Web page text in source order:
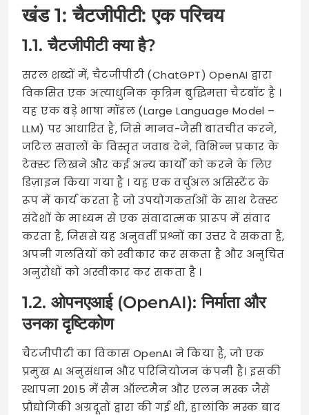
खंड 1: चैटजीपीटी: एक परिचय
1.1. चैटजीपीटी क्या है?
सरल शब्दों में, चैटजीपीटी (ChatGPT) OpenAI द्वारा
विकसित एक अत्याधुनिक कृत्रिम बुद्धिमत्ता चैटबॉट है ।
यह एक बड़े भाषा मॉडल (Large Language Model –
LLM) पर आधारित है, जिसे मानव-जैसी बातचीत करने,
जटिल सवालों के विस्तृत जवाब देने, विभिन्न प्रकार के
टेक्स्ट लिखने और कई अन्य कार्यों को करने के लिए
डिज़ाइन किया गया है । यह एक वर्चुअल असिस्टेंट के
रूप में कार्य करता है जो उपयोगकर्ताओं के साथ टेक्स्ट
संदेशों के माध्यम से एक संवादात्मक प्रारूप में संवाद
करता है, जिससे यह अनुवर्ती प्रश्नों का उत्तर दे सकता है,
अपनी गलतियों को स्वीकार कर सकता है और अनुचित
अनुरोधों को अस्वीकार कर सकता है ।
1.2. ओपनएआई (OpenAI): निर्माता और
उनका दृष्टिकोण
चैटजीपीटी का विकास OpenAI ने किया है, जो एक
प्रमुख AI अनुसंधान और परिनियोजन कंपनी है। इसकी
स्थापना 2015 में सैम ऑल्टमैन और एलन मस्क जैसे
प्रौद्योगिकी अग्रदूतों द्वारा की गई थी, हालांकि मस्क बाद